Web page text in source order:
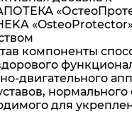
кожи и стенок
эластичность кожи,
коллагена в
здоровья
кровеносных
рост и
развитие
на иммунную функцию
беременности.
на состояние
компоненты
двигательного
для